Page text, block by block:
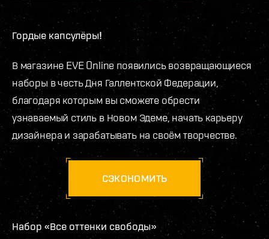
Гордые капсулёры!
В магазине EVE Online появились возвращающиеся
наборы в честь Дня Галлентской Федерации,
благодаря которым вы сможете обрести
узнаваемый стиль в Новом Эдеме, начать карьеру
дизайнера и зарабатывать на своём творчестве.
СЭКОНОМИТЬ
Набор «Все оттенки свободы»